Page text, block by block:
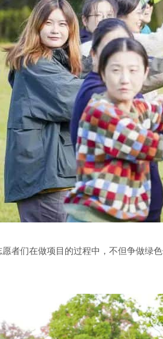
者们在做项目的过程中，不但争做绿